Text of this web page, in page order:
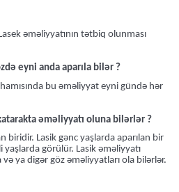
əməliyyatının tətbiq olunması
eyni anda aparıla bilər ?
bu əməliyyat eyni gündə hər
əməliyyatı oluna bilərlər ?
biridir. Lasik gənc yaşlarda aparılan bir
yaşlarda görülür. Lasik əməliyyatı
ya digər göz əməliyyatları ola bilərlər.